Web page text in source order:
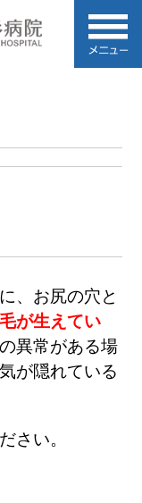
、お尻の穴と
が生えてい
異常がある場
が隠れている
さい。